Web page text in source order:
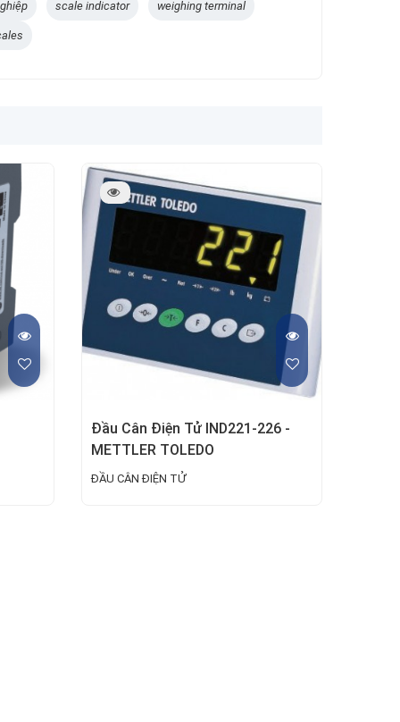
scale indicator weighing terminal
Đầu Cân Điện Tử IND221-226 -
METTLER TOLEDO
ĐẦU CÂN ĐIỆN TỬ